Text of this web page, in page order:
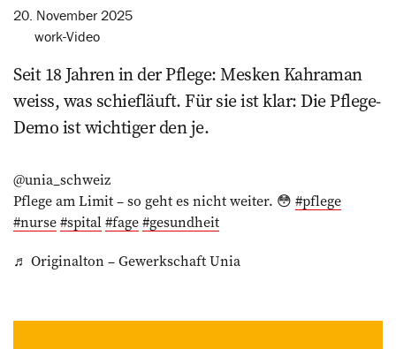
20. November 2025
work-Video
Seit 18 Jahren in der Pflege: Mesken Kahraman
weiss, was schiefläuft. Für sie ist klar: Die Pflege-
Demo ist wichtiger den je.
@unia_schweiz
Pflege am Limit – so geht es nicht weiter. 😳 #pflege
#nurse#spital#fage#gesundheit
♬ Originalton – Gewerkschaft Unia